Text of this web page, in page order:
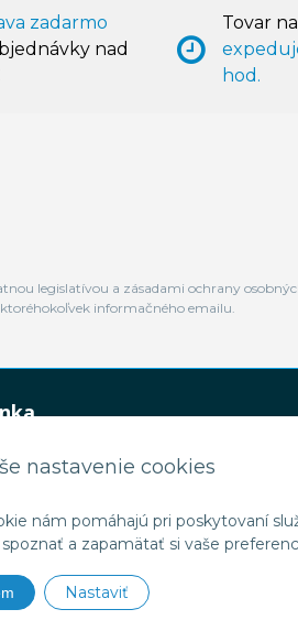
nastavenie cookies
nám pomáhajú pri poskytovaní
a zapamätať si vaše
Nastaviť
zadarmo
nad
Tovar
hod.
legislatívou a zásadami ochrany
informačného emailu.
0948 449 364